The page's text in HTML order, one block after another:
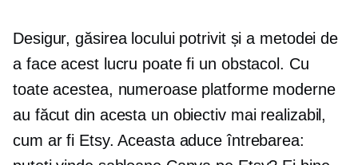
Desigur, găsirea locului potrivit și a metodei de
a face acest lucru poate fi un obstacol. Cu
toate acestea, numeroase platforme moderne
au făcut din acesta un obiectiv mai realizabil,
cum ar fi Etsy. Aceasta aduce întrebarea: